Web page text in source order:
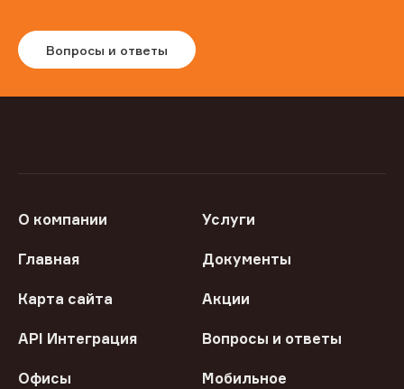
Вопросы и ответы
О компании Услуги
Главная Документы
Карта сайта Акции
API Интеграция Вопросы и ответы
Офисы
Мобильное